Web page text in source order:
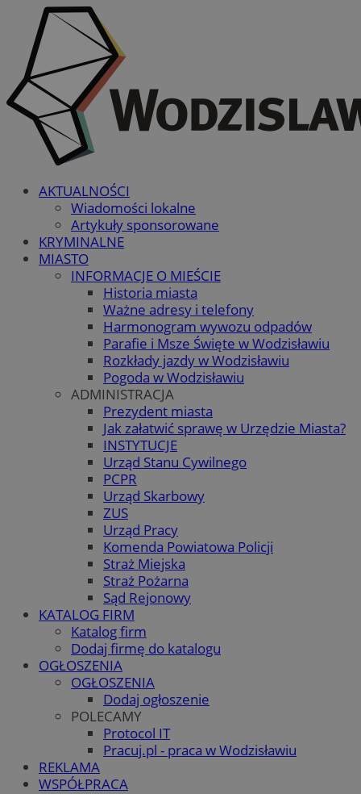
AKTUALNOŚCI
Wiadomości lokalne
Artykuły sponsorowane
KRYMINALNE
MIASTO
INFORMACJE O MIEŚCIE
Historia miasta
Ważne adresy i telefony
Harmonogram wywozu odpadów
Parafie i Msze Święte w Wodzisławiu
Rozkłady jazdy w Wodzisławiu
Pogoda w Wodzisławiu
ADMINISTRACJA
Prezydent miasta
Jak załatwić sprawę w Urzędzie Miasta?
INSTYTUCJE
Urząd Stanu Cywilnego
PCPR
Urząd Skarbowy
ZUS
Urząd Pracy
Komenda Powiatowa Policji
Straż Miejska
Straż Pożarna
Sąd Rejonowy
KATALOG FIRM
Katalog firm
Dodaj firmę do katalogu
OGŁOSZENIA
OGŁOSZENIA
Dodaj ogłoszenie
POLECAMY
Protocol IT
Pracuj.pl - praca w Wodzisławiu
REKLAMA
WSPÓŁPRACA